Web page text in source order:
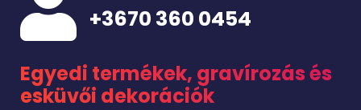
+3670 360 0454
Egyedi termékek, gravírozás és
esküvői dekorációk